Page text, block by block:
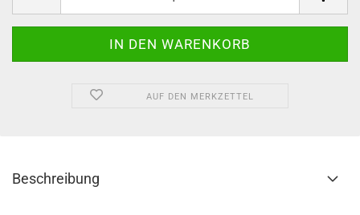
AUF DEN MERKZETTEL
Beschreibung